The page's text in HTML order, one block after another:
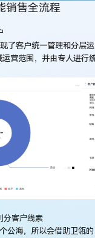
销售全流程
了客户统一管理和分层运
营范围，并由专人进行
分客户线索
公海， 所以会借助卫瓴